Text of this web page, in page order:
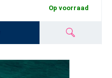
Op voorraad